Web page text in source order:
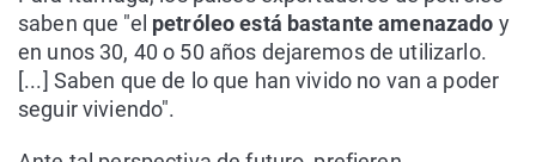
saben que "el petróleo está bastante amenazado y
en unos 30, 40 o 50 años dejaremos de utilizarlo.
[...] Saben que de lo que han vivido no van a poder
seguir viviendo".